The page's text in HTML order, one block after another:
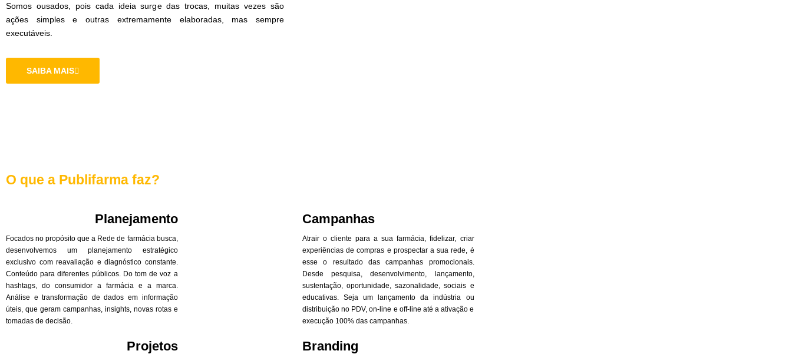
Somos ousados, pois cada ideia surge das trocas, muitas vezes são
ações simples e outras extremamente elaboradas, mas sempre
executáveis.
SAIBA MAIS
O que a Publifarma faz?
Planejamento
Focados no propósito que a Rede de farmácia busca,
desenvolvemos um planejamento estratégico
exclusivo com reavaliação e diagnóstico constante.
Conteúdo para diferentes públicos. Do tom de voz a
hashtags, do consumidor a farmácia e a marca.
Análise e transformação de dados em informação
úteis, que geram campanhas, insights, novas rotas e
tomadas de decisão.
Projetos
Campanhas
Atrair o cliente para a sua farmácia, fidelizar, criar
experiências de compras e prospectar a sua rede, é
esse o resultado das campanhas promocionais.
Desde pesquisa, desenvolvimento, lançamento,
sustentação, oportunidade, sazonalidade, sociais e
educativas. Seja um lançamento da indústria ou
distribuição no PDV, on-line e off-line até a ativação e
execução 100% das campanhas.
Branding